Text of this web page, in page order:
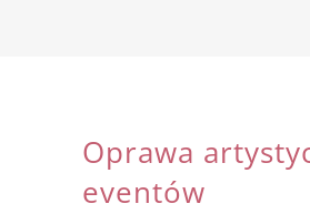
Oprawa
eventów